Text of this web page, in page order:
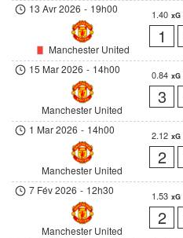
13 Avr 2026 - 19h00
Manchester United
1.40 xG
1
15 Mar 2026 - 14h00
Manchester United
0.84 xG
3
1 Mar 2026 - 14h00
Manchester United
2.12 xG
2
7 Fév 2026 - 12h30
Manchester United
1.53 xG
2